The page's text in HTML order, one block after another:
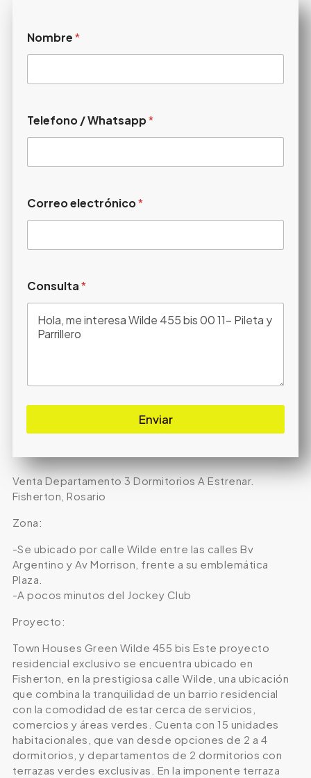
Nombre*
Telefono / Whatsapp*
Correo electrónico*
Consulta*
Enviar
Venta Departamento 3 Dormitorios A Estrenar.
Fisherton, Rosario
Zona:
-Se ubicado por calle Wilde entre las calles Bv
Argentino y Av Morrison, frente a su emblemática
Plaza.
-A pocos minutos del Jockey Club
Proyecto:
Town Houses Green Wilde 455 bis Este proyecto
residencial exclusivo se encuentra ubicado en
Fisherton, en la prestigiosa calle Wilde, una ubicación
que combina la tranquilidad de un barrio residencial
con la comodidad de estar cerca de servicios,
comercios y áreas verdes. Cuenta con 15 unidades
habitacionales, que van desde opciones de 2 a 4
dormitorios, y departamentos de 2 dormitorios con
terrazas verdes exclusivas. En la imponente terraza